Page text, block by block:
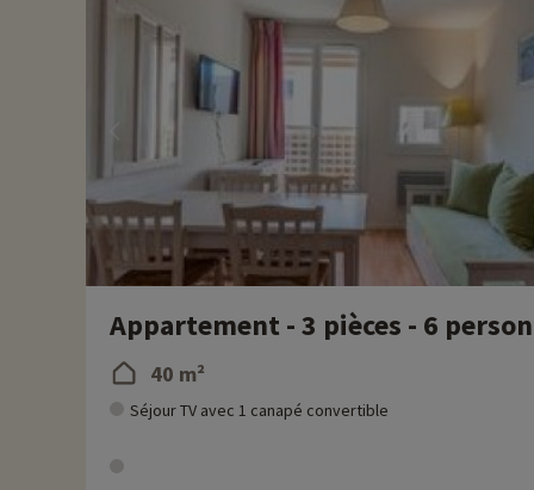
Appartement - 3 pièces - 6
40 m²
Séjour TV avec 1 canapé convertible